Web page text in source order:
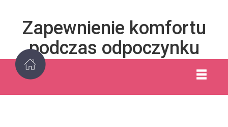
Zapewnienie komfortu
podczas odpoczynku